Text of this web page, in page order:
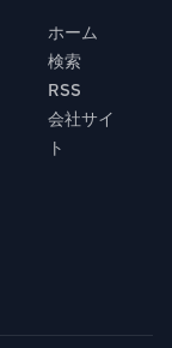
ホーム
検索
RSS
会社サイ
ト